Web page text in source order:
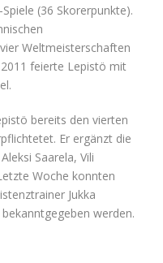
(36 Skorerpunkte).
Weltmeisterschaften
feierte Lepistö mit
bereits den vierten
Er ergänzt die
Saarela, Vili
Woche konnten
Jukka
werden.